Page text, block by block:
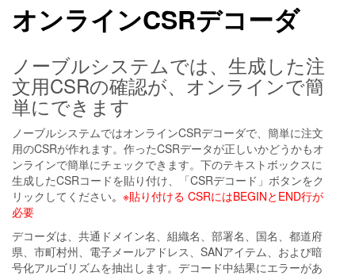
オンラインCSRデコーダ
ノーブルシステムでは、生成した注
文用CSRの確認が、オンラインで簡
単にできます
ノーブルシステムではオンラインCSRデコーダで、簡単に注文
用のCSRが作れます。作ったCSRデータが正しいかどうかもオ
ンラインで簡単にチェックできます。下のテキストボックスに
生成したCSRコードを貼り付け、「CSRデコード」ボタンをク
リックしてください。 ※貼り付ける CSRにはBEGINとEND行が
必要
デコーダは、共通ドメイン名、組織名、部署名、国名、都道府
県、市町村州、電子メールアドレス、SANアイテム、および暗
号化アルゴリズムを抽出します。デコード中結果にエラーがあ